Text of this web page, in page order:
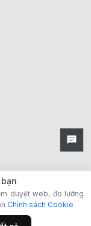
duyệt web, đo lường
Chính sách Cookie